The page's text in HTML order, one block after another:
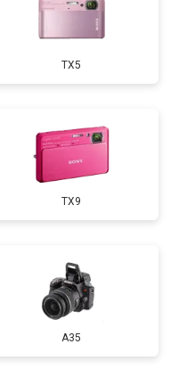
TX5
TX9
A35